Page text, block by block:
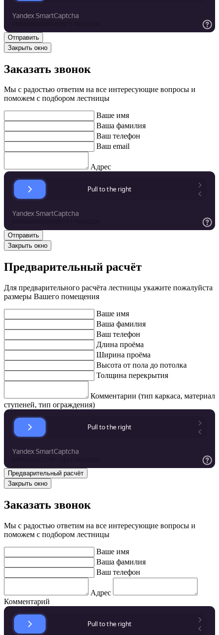
Закрыть окно
Заказать звонок
Мы с радостью ответим на все интересующие вопросы и
поможем с подбором лестницы
Ваше имя
Ваша фамилия
Ваш телефон
Ваш email
Адрес
Закрыть окно
Предварительный расчёт
Для предварительного расчёта лестницы укажите пожалуйста
размеры Вашего помещения
Ваше имя
Ваша фамилия
Ваш телефон
Длина проёма
Ширина проёма
Высота от пола до потолка
Толщина перекрытия
Комментарии (тип каркаса, материал
ступеней, тип ограждения)
Закрыть окно
Заказать звонок
Мы с радостью ответим на все интересующие вопросы и
поможем с подбором лестницы
Ваше имя
Ваша фамилия
Ваш телефон
Адрес
Комментарий